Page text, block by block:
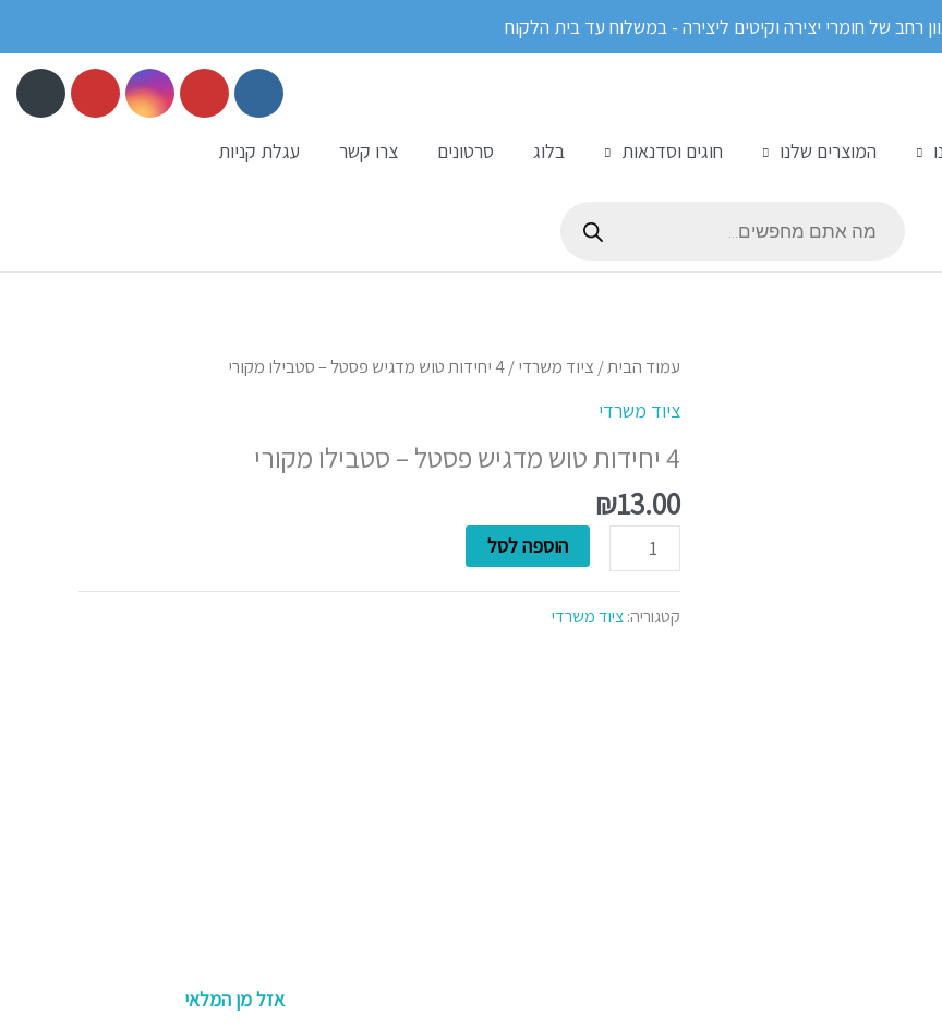
רחב של חומרי יצירה וקיטים ליצירה - במשלוח עד בית הלקוח
המוצרים שלנו חוגים וסדנאות בלוג סרטונים צרו קשר
עגלת קניות
עמוד הבית/ ציוד משרדי/ 4 יחידות טוש מדגיש פסטל – סטבילו מקורי
ציוד משרדי
4 יחידות טוש מדגיש פסטל – סטבילו מקורי
₪13.00
כמות
יחידות
טוש
מדגיש
פסטל
-
סטבילו
הוספה לסל
קטגוריה:ציוד משרדי
אזל מן המלאי